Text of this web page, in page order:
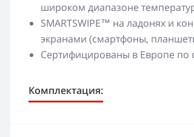
широком диапазоне
SMARTSWIPE™ на ладонях и
экранами (смартфоны,
Сертифицированы в Европе по
Комплектация: